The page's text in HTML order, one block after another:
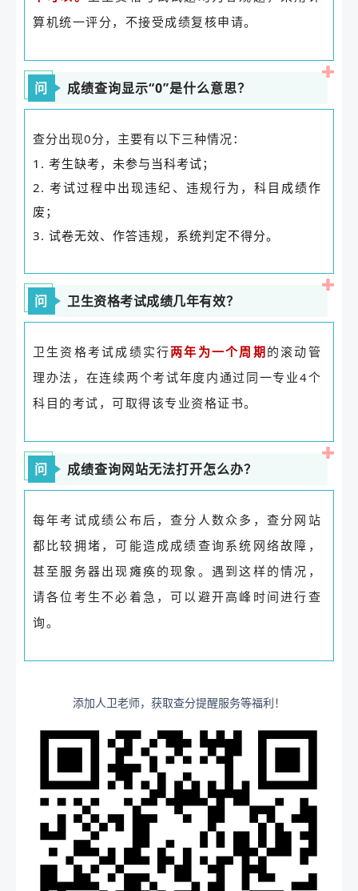
算机统一评分，不接受成绩复核申请。
问 成绩查询显示“0”是什么意思？
查分出现0分，主要有以下三种情况：
1. 考生缺考，未参与当科考试；
2. 考试过程中出现违纪、违规行为，科目成绩作
废；
3. 试卷无效、作答违规，系统判定不得分。
问 卫生资格考试成绩几年有效？
卫生资格考试成绩实行两年为一个周期 的滚动管
理办法，在连续两个考试年度内通过同一专业4个
科目的考试，可取得该专业资格证书。
问 成绩查询网站无法打开怎么办？
每年考试成绩公布后，查分人数众多，查分网站
都比较拥堵，可能造成成绩查询系统网络故障，
甚至服务器出现瘫痪的现象。遇到这样的情况，
请各位考生不必着急，可以避开高峰时间进行查
询。
添加人卫老师，获取查分提醒服务等福利！